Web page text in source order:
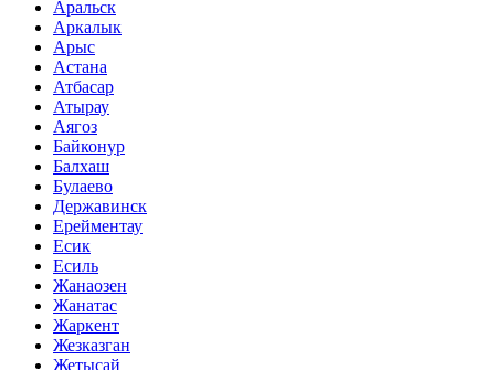
Аральск
Аркалык
Арыс
Астана
Атбасар
Атырау
Аягоз
Байконур
Балхаш
Булаево
Державинск
Ерейментау
Есик
Есиль
Жанаозен
Жанатас
Жаркент
Жезказган
Жетысай